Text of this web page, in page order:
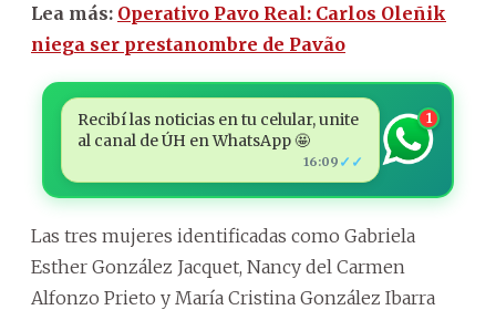
Lea más: Operativo Pavo Real: Carlos Oleñik
niega ser prestanombre de Pavão
Recibí las noticias en tu celular, unite
al canal de ÚH en WhatsApp 🤩
16:09 ✓✓
1
Las tres mujeres identificadas como Gabriela
Esther González Jacquet, Nancy del Carmen
Alfonzo Prieto y María Cristina González Ibarra